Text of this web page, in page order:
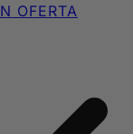
OFERTA